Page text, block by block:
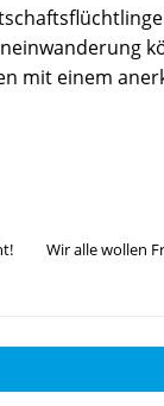
mit einem
Wir alle wollen